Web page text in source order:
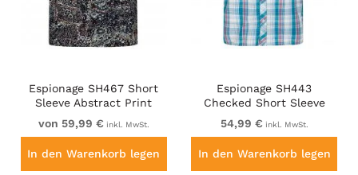
Espionage SH467 Short
Sleeve Abstract Print
Shirt Dark Green
von 59,99 € inkl. MwSt.
In den Warenkorb legen
Espionage SH443
Checked Short Sleeve
Shirt Green/Pink/White
54,99 € inkl. MwSt.
In den Warenkorb legen